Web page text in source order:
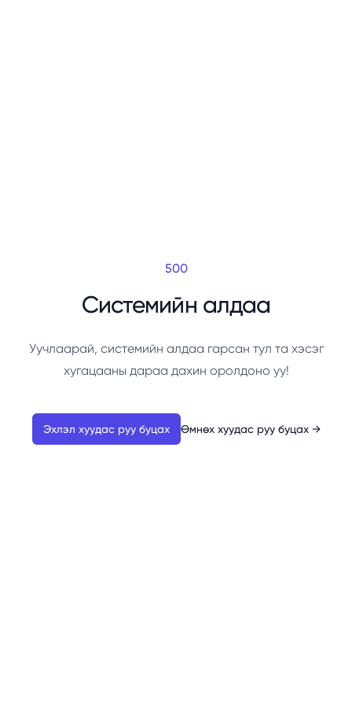
500
Системийн алдаа
Уучлаарай, системийн алдаа гарсан тул та хэсэг
хугацааны дараа дахин оролдоно уу!
Эхлэл хуудас руу буцах Өмнөх хуудас руу буцах →